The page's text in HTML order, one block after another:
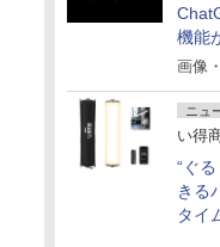
機能
画像
ニュ
い得
“ぐ
きる
タイ